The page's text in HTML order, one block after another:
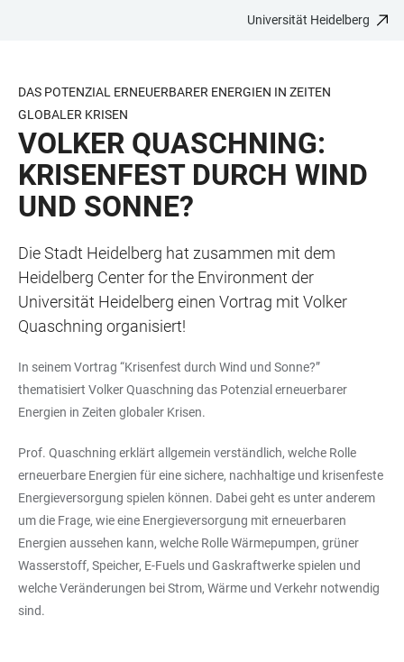
BARRIEREFREIHEIT
Universität Heidelberg
DAS POTENZIAL ERNEUERBARER ENERGIEN IN ZEITEN
GLOBALER KRISEN
VOLKER QUASCHNING:
KRISENFEST DURCH WIND
UND SONNE?
Die Stadt Heidelberg hat zusammen mit dem
Heidelberg Center for the Environment der
Universität Heidelberg einen Vortrag mit Volker
Quaschning organisiert!
In seinem Vortrag “Krisenfest durch Wind und Sonne?”
thematisiert Volker Quaschning das Potenzial erneuerbarer
Energien in Zeiten globaler Krisen.
Prof. Quaschning erklärt allgemein verständlich, welche Rolle
erneuerbare Energien für eine sichere, nachhaltige und krisenfeste
Energieversorgung spielen können. Dabei geht es unter anderem
um die Frage, wie eine Energieversorgung mit erneuerbaren
Energien aussehen kann, welche Rolle Wärmepumpen, grüner
Wasserstoff, Speicher, E-Fuels und Gaskraftwerke spielen und
welche Veränderungen bei Strom, Wärme und Verkehr notwendig
sind.